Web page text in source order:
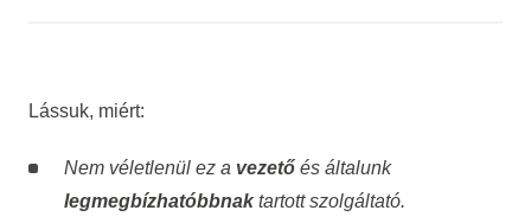
Lássuk, miért:
Nem véletlenül ez a vezetőés általunk
legmegbízhatóbbnaktartott szolgáltató.